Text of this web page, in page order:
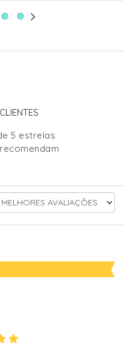
5 estrelas